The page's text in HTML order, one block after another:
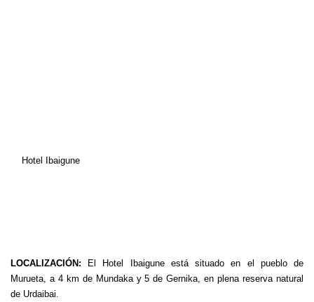
Hotel Ibaigune
LOCALIZACIÓN: El Hotel Ibaigune está situado en el pueblo de
Murueta, a 4 km de Mundaka y 5 de Gernika, en plena reserva natural
de Urdaibai.